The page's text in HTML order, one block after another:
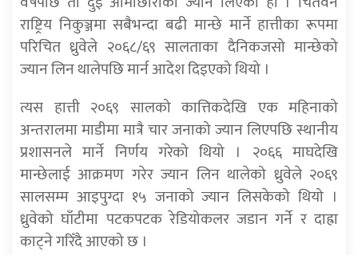
राष्ट्रिय निकुञ्जमा सबैभन्दा बढी मान्छे मार्ने हात्तीका रूपमा
परिचित ध्रुवेले २०६८/६९ सालताका दैनिकजसो मान्छेको
ज्यान लिन थालेपछि मार्न आदेश दिइएको थियो ।
त्यस हात्ती २०६९ सालको कात्तिकदेखि एक महिनाको
अन्तरालमा माडीमा मात्रै चार जनाको ज्यान लिएपछि स्थानीय
प्रशासनले मार्ने निर्णय गरेको थियो । २०६६ माघदेखि
मान्छेलाई आक्रमण गरेर ज्यान लिन थालेको ध्रुवेले २०६९
सालसम्म आइपुग्दा १५ जनाको ज्यान लिसकेको थियो ।
ध्रुवेको घाँटीमा पटकपटक रेडियोकलर जडान गर्ने र दाह्रा
काट्ने गरिँदै आएको छ ।